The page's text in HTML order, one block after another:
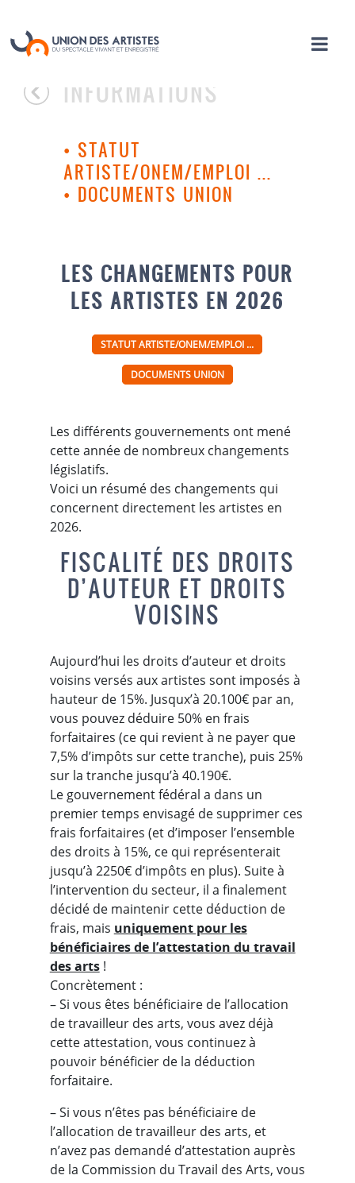
INFORMATIONS
• STATUT
ARTISTE/ONEM/EMPLOI ...
• DOCUMENTS UNION
LES CHANGEMENTS POUR
LES ARTISTES EN 2026
STATUT ARTISTE/ONEM/EMPLOI ...
DOCUMENTS UNION
Les différents gouvernements ont mené
cette année de nombreux changements
législatifs.
Voici un résumé des changements qui
concernent directement les artistes en
2026.
FISCALITÉ DES DROITS
D’AUTEUR ET DROITS
VOISINS
Aujourd’hui les droits d’auteur et droits
voisins versés aux artistes sont imposés à
hauteur de 15%. Jusqux’à 20.100€ par an,
vous pouvez déduire 50% en frais
forfaitaires (ce qui revient à ne payer que
7,5% d’impôts sur cette tranche), puis 25%
sur la tranche jusqu’à 40.190€.
Le gouvernement fédéral a dans un
premier temps envisagé de supprimer ces
frais forfaitaires (et d’imposer l’ensemble
des droits à 15%, ce qui représenterait
jusqu’à 2250€ d’impôts en plus). Suite à
l’intervention du secteur, il a finalement
décidé de maintenir cette déduction de
frais, mais uniquement pour les
bénéficiaires de l’attestation du travail
des arts!
Concrètement :
– Si vous êtes bénéficiaire de l’allocation
de travailleur des arts, vous avez déjà
cette attestation, vous continuez à
pouvoir bénéficier de la déduction
forfaitaire.
– Si vous n’êtes pas bénéficiaire de
l’allocation de travailleur des arts, et
n’avez pas demandé d’attestation auprès
de la Commission du Travail des Arts, vous